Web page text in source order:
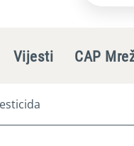
Vijesti CAP